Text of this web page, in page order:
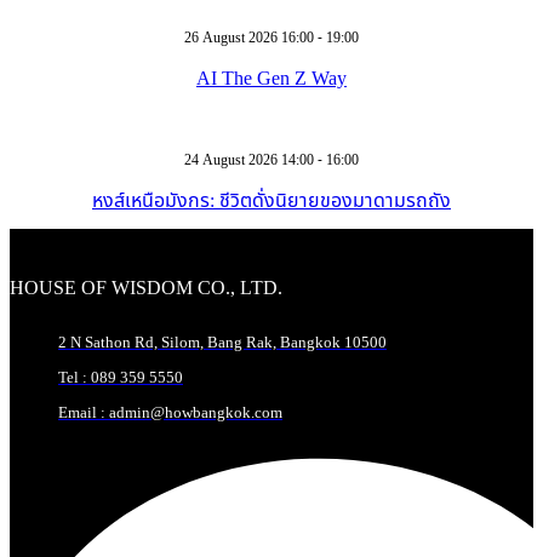
26 August 2026 16:00 - 19:00
AI The Gen Z Way
24 August 2026 14:00 - 16:00
หงส์เหนือมังกร: ชีวิตดั่งนิยายของมาดามรถถัง
HOUSE OF WISDOM CO., LTD.
2 N Sathon Rd, Silom, Bang Rak, Bangkok 10500
Tel : 089 359 5550
Email : admin@howbangkok.com